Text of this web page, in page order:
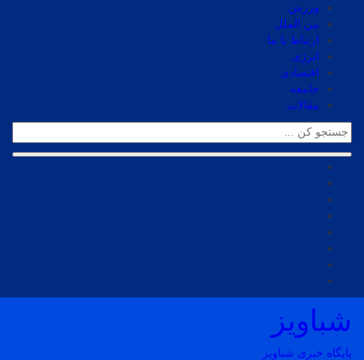
ورزش
بین الملل
ارتباط با ما
انرژی
اقتصادی
جامعه
مقالات
شباویز
پایگاه خبری شباویز